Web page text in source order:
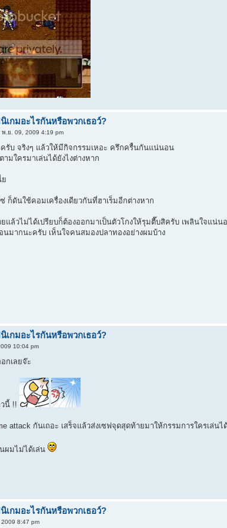
เกมอะไรกันหรือพวกเธอว์?
.ย. 09, 2009 4:19 pm
รับ จริงๆ แล้วให้มีกิจกรรมเหอะ ครึกครื้นกันแน่นอน
มใครมาเล่นได้ยังไงต่างหาก
ย
ก็ดันใช้คอมเครื่องเดียวกันที่ฮาเร็มอีกต่างหาก
แล้วไม่ได้เปรียบก็ต้องออกมาเป็นตัวโกงให้รุมตื๊บสิครับ เพลินใจแน่น
มากนะครับ เห็นใจคนสมองปลาทองอย่างผมบ้าง
เกมอะไรกันหรือพวกเธอว์?
10:04 pm
กเลยจ๊ะ
นี้ !!
attack กันเถอะ เสร็จแล้วส่งเซฟจุดสุดท้ายมาให้กรรมการใครเล่น
ผมไม่ได้เล่น
เกมอะไรกันหรือพวกเธอว์?
8:47 pm